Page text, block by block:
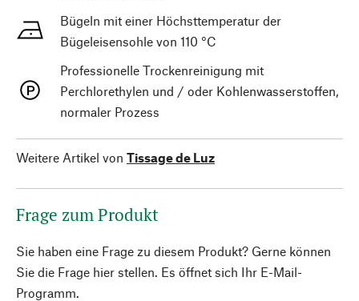
Bügeln mit einer Höchsttemperatur der
Bügeleisensohle von 110 °C
Professionelle Trockenreinigung mit
Perchlorethylen und / oder Kohlenwasserstoffen,
normaler Prozess
Weitere Artikel von Tissage de Luz
Frage zum Produkt
Sie haben eine Frage zu diesem Produkt? Gerne können
Sie die Frage hier stellen. Es öffnet sich Ihr E-Mail-
Programm.